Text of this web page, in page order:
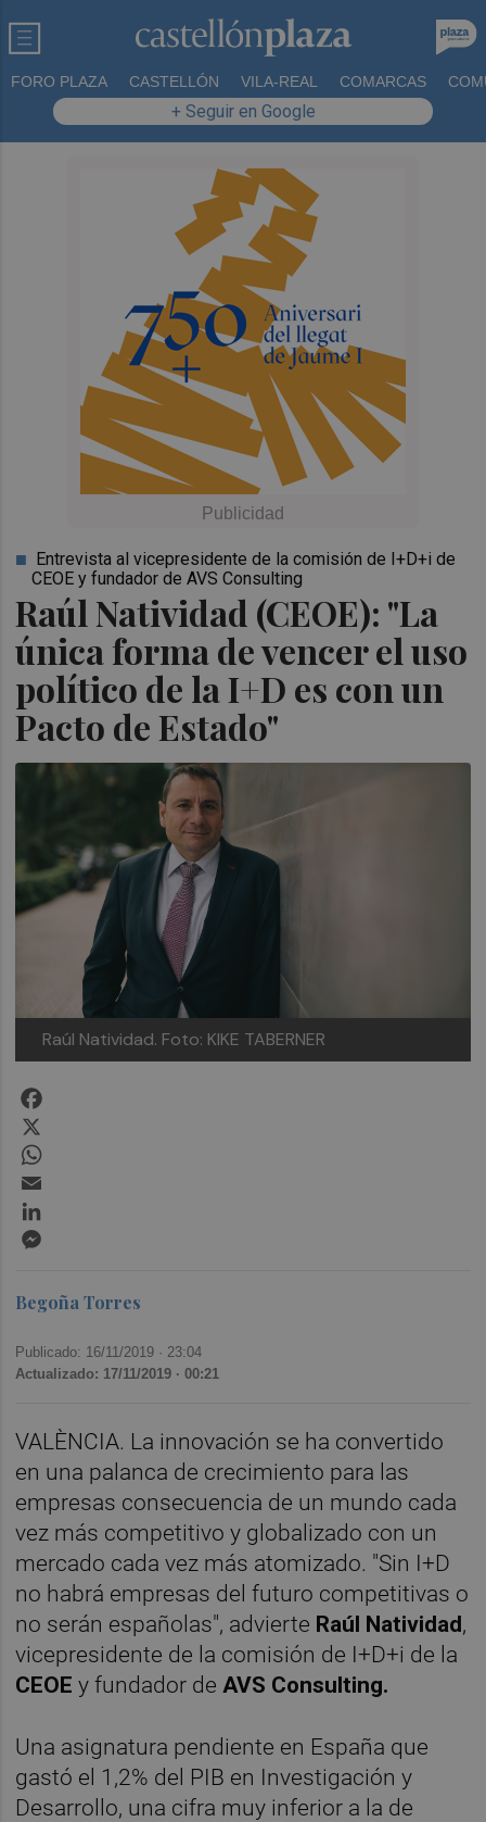
FORO PLAZA CASTELLÓN VILA-REAL COMARCAS
+ Seguir en Google
Raúl Natividad (CEOE): "La
única forma de vencer el uso
político de la I+D es con un
Pacto de Estado"
Entrevista al vicepresidente de la comisión de I+D+i de
CEOE y fundador de AVS Consulting
Raúl Natividad. Foto: KIKE TABERNER
Begoña Torres
Publicado: 16/11/2019 · 23:04
Actualizado: 17/11/2019 · 00:21
VALÈNCIA. La innovación se ha convertido
en una palanca de crecimiento para las
empresas consecuencia de un mundo cada
vez más competitivo y globalizado con un
mercado cada vez más atomizado. "Sin I+D
no habrá empresas del futuro competitivas o
no serán españolas", advierte Raúl Natividad,
vicepresidente de la comisión de I+D+i de la
CEOE y fundador de AVS Consulting.
Una asignatura pendiente en España que
gastó el 1,2% del PIB en Investigación y
Desarrollo, una cifra muy inferior a la de